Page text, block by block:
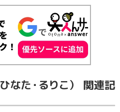
なた・るりこ） 関連記